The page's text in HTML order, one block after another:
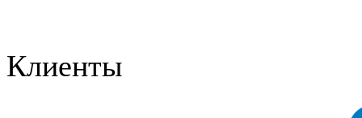
Клиенты